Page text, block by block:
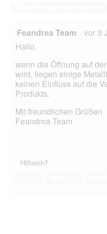
Feandrea Team · vor 3
Hallo,
wenn die Öffnung auf
wird, liegen einige
keinen Einfluss auf die
Produkts.
Mit freundlichen Grüßen
Feandrea Team
Hilfreich?